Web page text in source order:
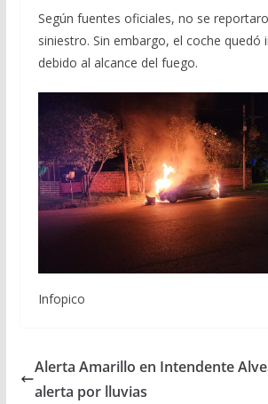
Según fuentes oficiales, no se
siniestro. Sin embargo, el coche quedó
debido al alcance del fuego.
Infopico
Alerta Amarillo en Intendente
alerta por lluvias